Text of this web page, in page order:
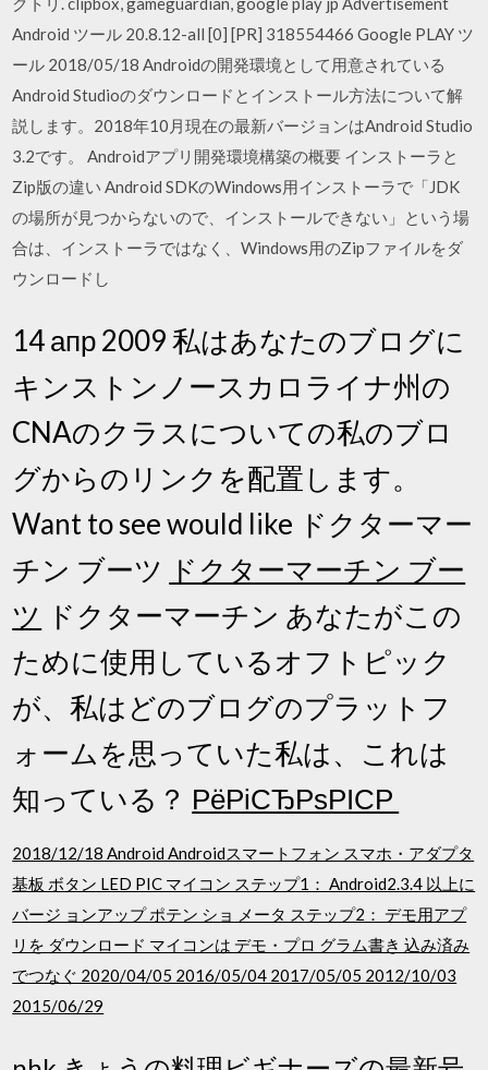
Android ツール 20.8.12-all [0] [PR] 318554466 Google PLAY ツ
ール 2018/05/18 Androidの開発環境として用意されている
Android Studioのダウンロードとインストール方法について解
説します。2018年10月現在の最新バージョンはAndroid Studio
3.2です。 Androidアプリ開発環境構築の概要 インストーラと
Zip版の違い Android SDKのWindows用インストーラで「JDK
の場所が見つからないので、インストールできない」という場
合は、インストーラではなく、Windows用のZipファイルをダ
ウンロードし
14 апр 2009 私はあなたのブログに
キンストンノースカロライナ州の
CNAのクラスについての私のブロ
グからのリンクを配置します。
Want to see would like ドクターマー
チン ブーツ ドクターマーチン ブー
ツ ドクターマーチン あなたがこの
ために使用しているオフトピック
が、私はどのブログのプラットフ
ォームを思っていた私は、これは
知っている？ РёРіСЂРѕРІСР
2018/12/18 Android Androidスマートフォン スマホ・アダプタ
基板 ボタン LED PIC マイコン ステップ1： Android2.3.4 以上に
バージ ョンアップ ポテン ショ メータ ステップ2： デモ用アプ
リを ダウンロード マイコンは デモ・プロ グラム書き 込み済み
でつなぐ 2020/04/05 2016/05/04 2017/05/05 2012/10/03
2015/06/29